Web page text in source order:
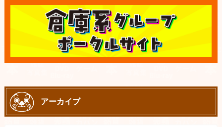
アーカイブ